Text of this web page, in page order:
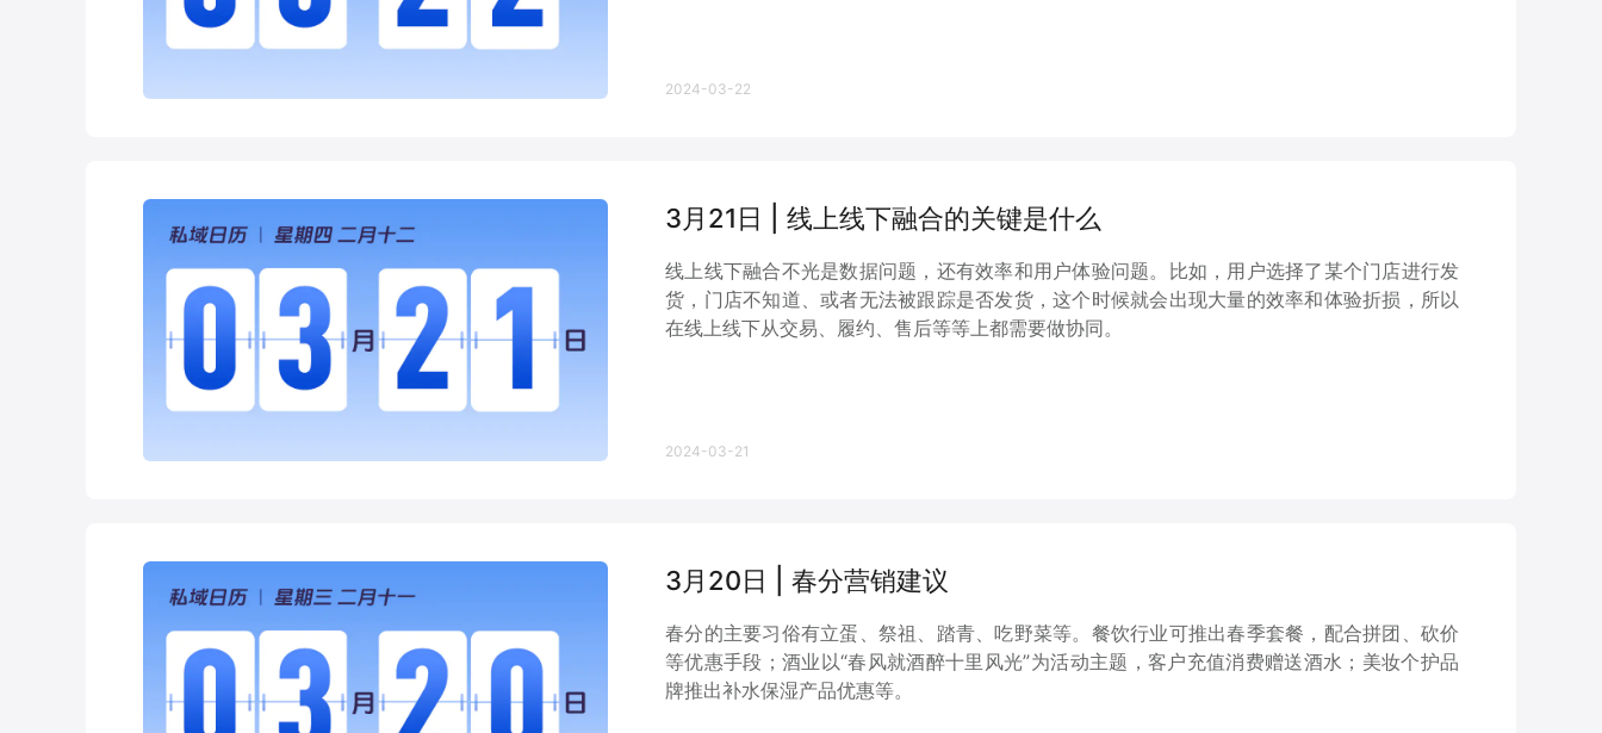
2024-03-22
3月21日 | 线上线下融合的关键是什么
线上线下融合不光是数据问题，还有效率和用户体验问题。比如，用户选择了某个门店进行发
货，门店不知道、或者无法被跟踪是否发货，这个时候就会出现大量的效率和体验折损，所以
在线上线下从交易、履约、售后等等上都需要做协同。
2024-03-21
3月20日 | 春分营销建议
春分的主要习俗有立蛋、祭祖、踏青、吃野菜等。餐饮行业可推出春季套餐，配合拼团、砍价
等优惠手段；酒业以“春风就酒醉十里风光”为活动主题，客户充值消费赠送酒水；美妆个护品
牌推出补水保湿产品优惠等。